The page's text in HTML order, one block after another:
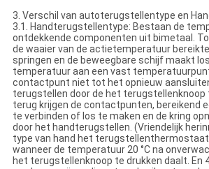
3. Verschil van autoterugstellentype en
3.1. Handterugstellentype: Bestaan de
ontdekkende componenten uit bimetaal.
de waaier van de actietemperatuur
springen en de beweegbare schijf maakt
temperatuur aan een vast
contactpunt niet tot het opnieuw
terugstellen door de het terugstellenknoop
terug krijgen de contactpunten, bereikend
te verbinden of los te maken en de kring
door het handterugstellen. (Vriendelijk
type van hand het
wanneer de temperatuur 20 °C na
het terugstellenknoop te drukken daalt. En